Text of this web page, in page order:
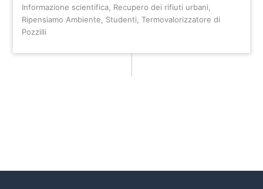
Informazione scientifica Recupero dei rifiuti urbani
Ripensiamo Ambiente
Studenti ,Termovalorizzatore di
Pozzilli